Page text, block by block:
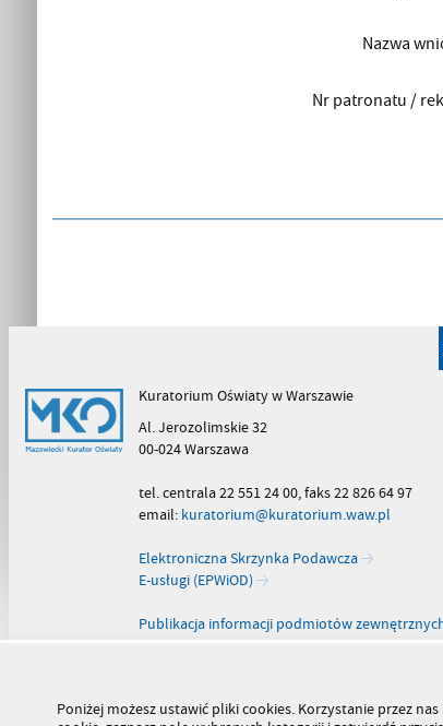
Nazwa
Nr patronatu /
Kuratorium Oświaty w Warszawie
Al. Jerozolimskie 32
00-024 Warszawa
tel. centrala 22 551 24 00, faks 22 826 64 97
email: kuratorium@kuratorium.waw.pl
Elektroniczna Skrzynka Podawcza
E-usługi (EPWiOD)
Publikacja informacji podmiotów
Poniżej możesz ustawić pliki cookies. Korzystanie przez